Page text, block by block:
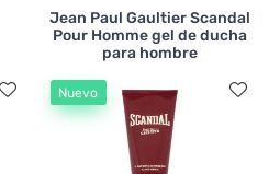
Jean Paul Gaultier Scandal
Pour Homme gel de ducha
para hombre
Nuevo